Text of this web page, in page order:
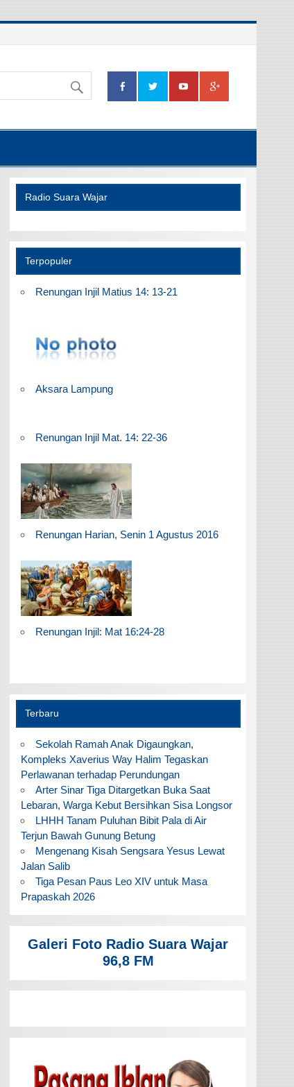
Radio Suara Wajar
Terpopuler
Renungan Injil Matius 14: 13-21
Aksara Lampung
Renungan Injil Mat. 14: 22-36
Renungan Harian, Senin 1 Agustus 2016
Renungan Injil: Mat 16:24-28
Terbaru
Sekolah Ramah Anak Digaungkan,
Kompleks Xaverius Way Halim Tegaskan
Perlawanan terhadap Perundungan
Arter Sinar Tiga Ditargetkan Buka Saat
Lebaran, Warga Kebut Bersihkan Sisa Longsor
LHHH Tanam Puluhan Bibit Pala di Air
Terjun Bawah Gunung Betung
Mengenang Kisah Sengsara Yesus Lewat
Jalan Salib
Tiga Pesan Paus Leo XIV untuk Masa
Prapaskah 2026
Galeri Foto Radio Suara Wajar
96,8 FM